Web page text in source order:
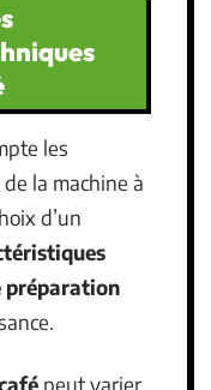
les
de la machine à
d’un
préparation
peut varier